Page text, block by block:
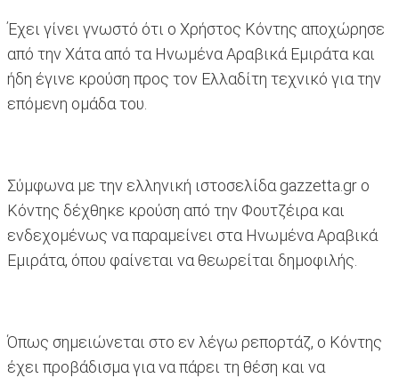
Έχει γίνει γνωστό ότι ο Χρήστος Κόντης αποχώρησε
από την Χάτα από τα Ηνωμένα Αραβικά Εμιράτα και
ήδη έγινε κρούση προς τον Ελλαδίτη τεχνικό για την
επόμενη ομάδα του.
Σύμφωνα με την ελληνική ιστοσελίδα gazzetta.gr ο
Κόντης δέχθηκε κρούση από την Φουτζέιρα και
ενδεχομένως να παραμείνει στα Ηνωμένα Αραβικά
Εμιράτα, όπου φαίνεται να θεωρείται δημοφιλής.
Όπως σημειώνεται στο εν λέγω ρεπορτάζ, ο Κόντης
έχει προβάδισμα για να πάρει τη θέση και να